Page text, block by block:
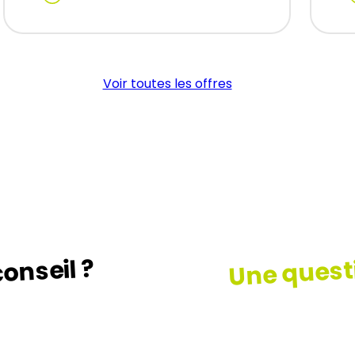
Voir toutes les offres
? Une